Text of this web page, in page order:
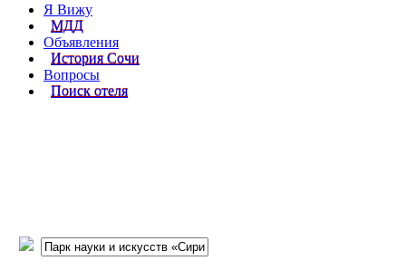
Я Вижу
МДД
Объявления
История Сочи
Вопросы
Поиск отеля